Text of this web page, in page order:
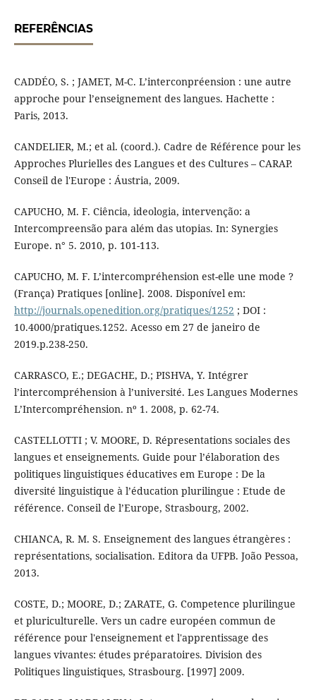
REFERÊNCIAS
CADDÉO, S. ; JAMET, M-C. L’interconpréension : une autre
approche pour l’enseignement des langues. Hachette :
Paris, 2013.
CANDELIER, M.; et al. (coord.). Cadre de Référence pour les
Approches Plurielles des Langues et des Cultures – CARAP.
Conseil de l'Europe : Áustria, 2009.
CAPUCHO, M. F. Ciência, ideologia, intervenção: a
Intercompreensão para além das utopias. In: Synergies
Europe. n° 5. 2010, p. 101-113.
CAPUCHO, M. F. L’intercompréhension est-elle une mode ?
(França) Pratiques [online]. 2008. Disponível em:
http://journals.openedition.org/pratiques/1252 ; DOI :
10.4000/pratiques.1252. Acesso em 27 de janeiro de
2019.p.238-250.
CARRASCO, E.; DEGACHE, D.; PISHVA, Y. Intégrer
l’intercompréhension à l’université. Les Langues Modernes
L’Intercompréhension. nº 1. 2008, p. 62-74.
CASTELLOTTI ; V. MOORE, D. Répresentations sociales des
langues et enseignements. Guide pour l’élaboration des
politiques linguistiques éducatives em Europe : De la
diversité linguistique à l’éducation plurilingue : Etude de
référence. Conseil de l’Europe, Strasbourg, 2002.
CHIANCA, R. M. S. Enseignement des langues étrangères :
représentations, socialisation. Editora da UFPB. João Pessoa,
2013.
COSTE, D.; MOORE, D.; ZARATE, G. Competence plurilingue
et pluriculturelle. Vers un cadre européen commun de
référence pour l'enseignement et l'apprentissage des
langues vivantes: études préparatoires. Division des
Politiques linguistiques, Strasbourg. [1997] 2009.